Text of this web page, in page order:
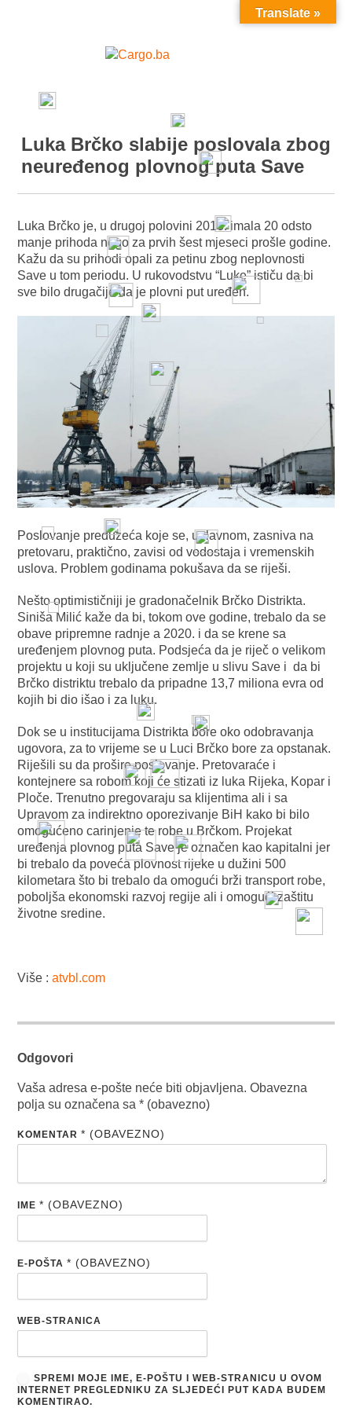
MENU
Luka Brčko slabije poslovala zbog
neuređenog plovnog puta Save
Luka Brčko je, u drugoj polovini 2018. imala 20 odsto
manje prihoda nego za prvih šest mjeseci prošle godine.
Kažu da su prihodi opali za petinu zbog neplovnosti
Save u tom periodu. U rukovodstvu “Luke” ističu da bi
sve bilo drugačije da je plovni put uređen.
Poslovanje preduzeća koje se, uglavnom, zasniva na
pretovaru, praktično, zavisi od vodostaja i vremenskih
uslova. Problem godinama pokušava da se riješi.
Nešto optimističniji je gradonačelnik Brčko Distrikta.
Siniša Milić kaže da bi, tokom ove godine, trebalo da se
obave pripremne radnje a 2020. i da se krene sa
uređenjem plovnog puta. Podsjeća da je riječ o velikom
projektu u koji su uključene zemlje u slivu Save i da bi
Brčko distriktu trebalo da pripadne 13,7 miliona evra od
kojih bi dio išao i za luku.
Dok se u institucijama Distrikta bore oko odobravanja
ugovora, za to vrijeme se u Luci Brčko bore za opstanak.
Riješili su da prošire poslovanje. Pretovaraće i
kontejnere sa robom koji će stizati iz luka Rijeka, Kopar i
Ploče. Trenutno pregovaraju sa klijentima ali i sa
Upravom za indirektno oporezivanje BiH kako bi bilo
omogućeno carinjenje te robe u Brčkom. Projekat
uređenja plovnog puta Save je označen kao kapitalni jer
bi trebalo da poveća plovnost rijeke u dužini 500
kilometara što bi trebalo da omogući brži transport robe,
poboljša ekonomski razvoj regije ali i omogući zaštitu
životne sredine.
Više :atvbl.com
Odgovori
Vaša adresa e-pošte neće biti objavljena. Obavezna
polja su označena sa* (obavezno)
KOMENTAR* (OBAVEZNO)
IME* (OBAVEZNO)
E-POŠTA* (OBAVEZNO)
WEB-STRANICA
SPREMI MOJE IME, E-POŠTU I WEB-STRANICU U OVOM
INTERNET PREGLEDNIKU ZA SLJEDEĆI PUT KADA BUDEM
KOMENTIRAO.
Translate »